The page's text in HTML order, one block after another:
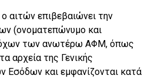
αιτών επιβεβαιώνει την
(ονοματεπώνυμο και
των ανωτέρω ΑΦΜ, όπως
αρχεία της Γενικής
Εσόδων και εμφανίζονται κατά